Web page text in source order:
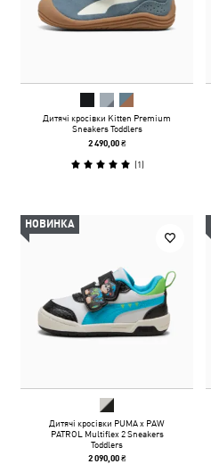
Дитячі кросівки Kitten Premium
Sneakers Toddlers
2 490,00 ₴
(1)
НОВИНКА
Дитячі кросівки PUMA x PAW
PATROL Multiflex 2 Sneakers
Toddlers
2 090,00 ₴